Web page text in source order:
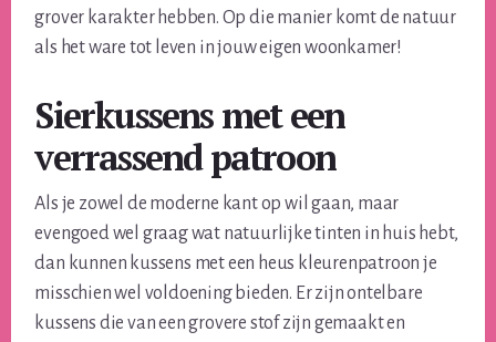
grover karakter hebben. Op die manier komt de natuur
als het ware tot leven in jouw eigen woonkamer!
Sierkussens met een
verrassend patroon
Als je zowel de moderne kant op wil gaan, maar
evengoed wel graag wat natuurlijke tinten in huis hebt,
dan kunnen kussens met een heus kleurenpatroon je
misschien wel voldoening bieden. Er zijn ontelbare
kussens die van een grovere stof zijn gemaakt en